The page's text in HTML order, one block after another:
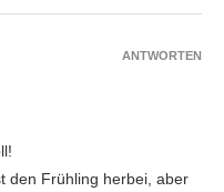
den Frühling herbei, aber
ANTWORTEN